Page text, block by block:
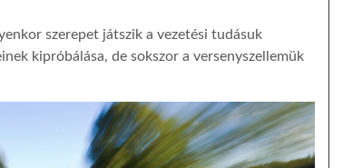
szerepet játszik a vezetési tudásuk
kipróbálása, de sokszor a versenyszellemük